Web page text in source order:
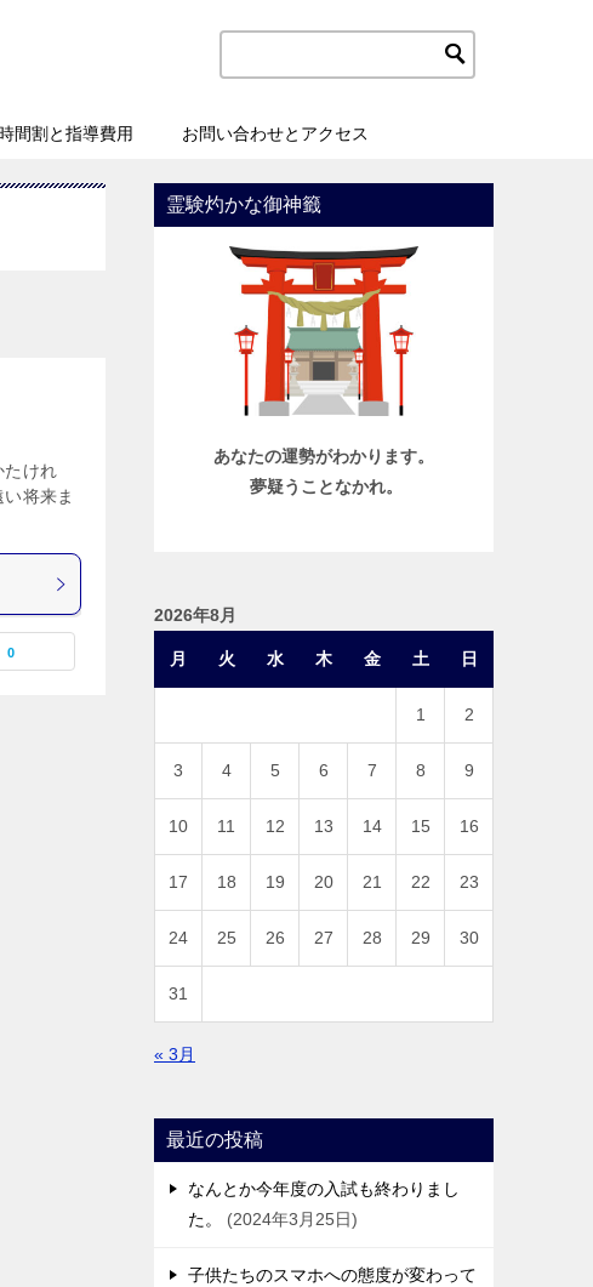
間割と指導費用 お問い合わせとアクセス
けれ
将来ま
0
霊験灼かな御神籤
あなたの運勢がわかります。
夢疑うことなかれ。
2026年8月
月 火 水 木 金 土 日
1 2
3 4 5 6 7 8 9
10 11 12 13 14 15 16
17 18 19 20 21 22 23
24 25 26 27 28 29 30
31
« 3月
最近の投稿
なんとか今年度の入試も終わりまし
た。
2024年3月25日
子供たちのスマホへの態度が変わって